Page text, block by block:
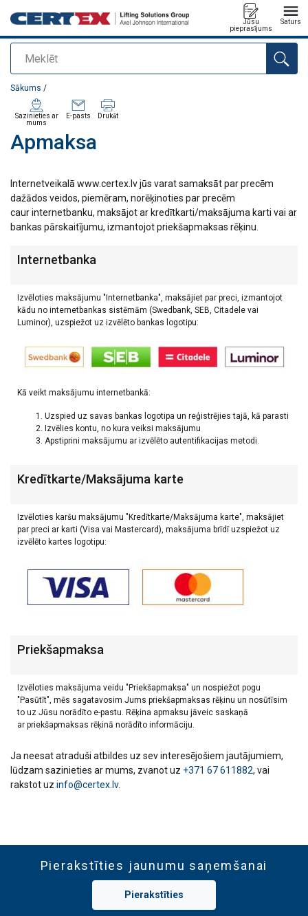
Meklēt
Jūsu
pieprasījums
Saturs
Pievienots jūsu pasūtījumam
Sākums /
Apmaksa
Sazinieties ar
mums
E-pasts Drukāt
Internetveikalā www.certex.lv jūs varat samaksāt par precēm
dažādos veidos, piemēram, norēķinoties par precēm
caur internetbanku, maksājot ar kredītkarti/maksājuma karti vai ar
bankas pārskaitījumu, izmantojot priekšapmaksas rēķinu.
Internetbanka
Izvēloties maksājumu "Internetbanka", maksājiet par preci, izmantojot
kādu no internetbankas sistēmām (Swedbank, SEB, Citadele vai
Luminor), uzspiežot uz izvēlēto bankas logotipu:
Kā veikt maksājumu internetbankā:
Uzspied uz savas bankas logotipa un reģistrējies tajā, kā parasti
Izvēlies kontu, no kura veiksi maksājumu
Apstiprini maksājumu ar izvēlēto autentifikacijas metodi.
Kredītkarte/Maksājuma karte
Izvēloties karšu maksājumu "Kredītkarte/Maksājuma karte", maksājiet
par preci ar karti (Visa vai Mastercard), maksājuma brīdī uzspiežot uz
izvēlēto kartes logotipu:
Priekšapmaksa
Izvēloties maksājuma veidu "Priekšapmaksa" un nospiežot pogu
"Pasūtīt", mēs sagatavosim Jums priekšapmaksas rēķinu un nosūtīsim
to uz Jūsu norādīto e-pastu. Rēķina apmaksu jāveic saskaņā
ar priekšapmaksas rēķinā norādīto informāciju.
Ja neesat atraduši atbildes uz sev interesējošiem jautājumiem,
lūdzam sazinieties ar mums, zvanot uz +371 67 611882, vai
rakstot uz info@certex.lv.
Pierakstīties jaunumu saņemšanai
Pierakstīties